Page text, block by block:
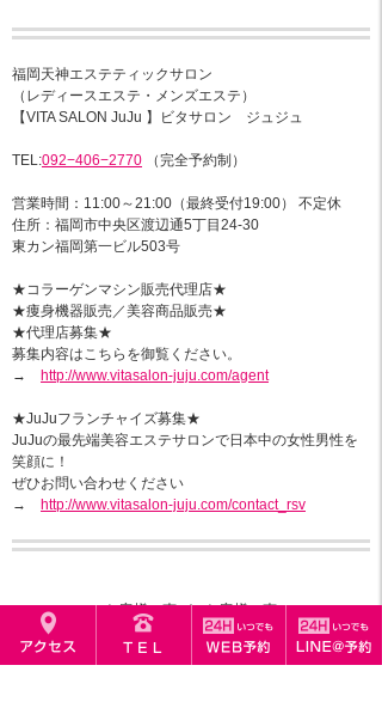
福岡天神エステティックサロン
（レディースエステ・メンズエステ）
【VITA SALON JuJu 】ビタサロン ジュジュ
TEL:092−406−2770 （完全予約制）
営業時間：11:00～21:00（最終受付19:00） 不定休
住所：福岡市中央区渡辺通5丁目24-30
東カン福岡第一ビル503号
★コラーゲンマシン販売代理店★
★痩身機器販売／美容商品販売★
★代理店募集★
募集内容はこちらを御覧ください。
→ http://www.vitasalon-juju.com/agent
★JuJuフランチャイズ募集★
JuJuの最先端美容エステサロンで日本中の女性男性を
笑顔に！
ぜひお問い合わせください
→ http://www.vitasalon-juju.com/contact_rsv
≪ お客様の声｜お客様の声 ≫